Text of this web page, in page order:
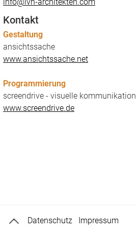
Kontakt
Gestaltung
ansichtssache
www.ansichtssache.net
Programmierung
screendrive - visuelle kommunikation
www.screendrive.de
Datenschutz Impressum